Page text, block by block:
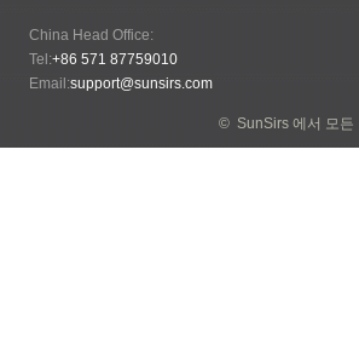
China Head Office:
Tel:+86 571 87759010
Email:support@sunsirs.com
© SunSirs 에서 모